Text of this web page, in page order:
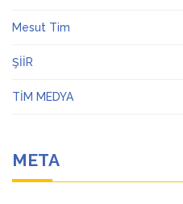
Mesut Tim
ŞİİR
TİM MEDYA
META